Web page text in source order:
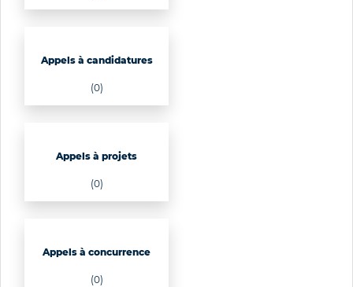
Appels à candidatures
(0)
Appels à projets
(0)
Appels à concurrence
(0)